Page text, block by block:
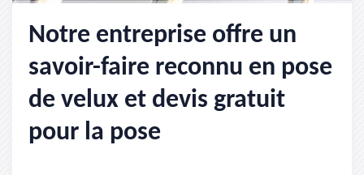
Notre entreprise offre un
savoir-faire reconnu en pose
de velux et devis gratuit
pour la pose